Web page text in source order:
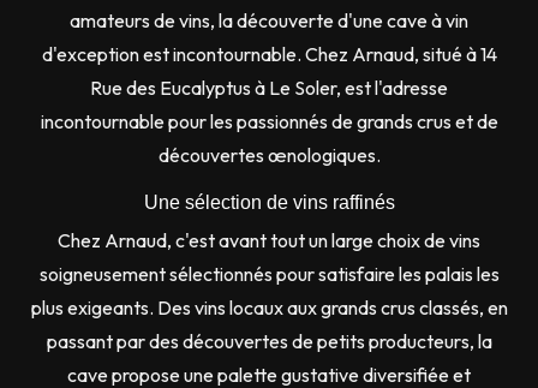
amateurs de vins, la découverte d'une cave à vin
d'exception est incontournable. Chez Arnaud, situé à 14
Rue des Eucalyptus à Le Soler, est l'adresse
incontournable pour les passionnés de grands crus et de
découvertes œnologiques.
Une sélection de vins raffinés
Chez Arnaud, c'est avant tout un large choix de vins
soigneusement sélectionnés pour satisfaire les palais les
plus exigeants. Des vins locaux aux grands crus classés, en
passant par des découvertes de petits producteurs, la
cave propose une palette gustative diversifiée et